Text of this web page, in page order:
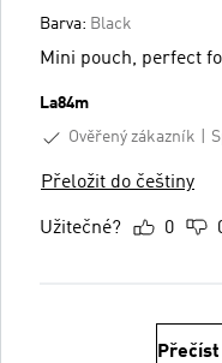
Barva: Black
Mini pouch, perfect
La84m
Ověřený zákazník
Přeložit do češtiny
Užitečné? 0